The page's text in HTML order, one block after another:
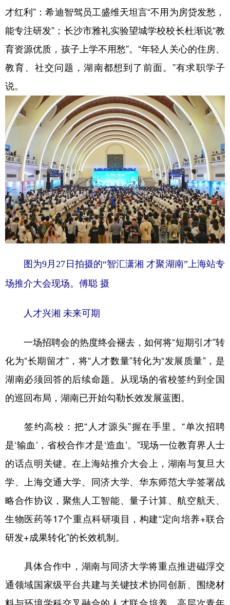
才红利”：希迪智驾员工盛维天坦言“不用为房贷发愁，
能专注研发”；长沙市雅礼实验望城学校校长杜渐说“教
育资源优质，孩子上学不用愁”。“年轻人关心的住房、
教育、社交问题，湖南都想到了前面。”有求职学子
说。
图为9月27日拍摄的“智汇潇湘 才聚湖南”上海站专
场推介大会现场。傅聪 摄
人才兴湘 未来可期
一场招聘会的热度终会褪去，如何将“短期引才”转
化为“长期留才”，将“人才数量”转化为“发展质量”，是
湖南必须回答的后续命题。从现场的省校签约到全国
的巡回布局，湖南已开始勾勒长效发展蓝图。
签约高校：把“人才源头”握在手里。“单次招聘
是‘输血’，省校合作才是‘造血’。”现场一位教育界人士
的话点明关键。在上海站推介大会上，湖南与复旦大
学、上海交通大学、同济大学、华东师范大学签署战
略合作协议，聚焦人工智能、量子计算、航空航天、
生物医药等17个重点科研项目，构建“定向培养+联合
研发+成果转化”的长效机制。
具体合作中，湖南与同济大学将重点推进磁浮交
通领域国家级平台共建与关键技术协同创新、围绕材